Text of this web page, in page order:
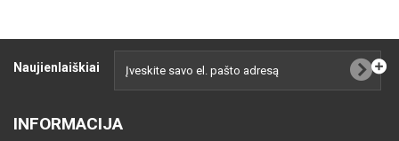
Naujienlaiškiai
INFORMACIJA